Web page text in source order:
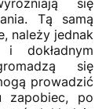
Tą samą
należy jednak
dokładnym
się
prowadzić
zapobiec, po